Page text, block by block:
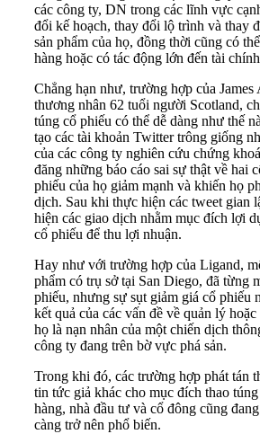
các công ty, DN trong các lĩnh vực
đổi kế hoạch, thay đổi lộ trình và thay
sản phẩm của họ, đồng thời cũng có
hàng hoặc có tác động lớn đến tài
Chẳng hạn như, trường hợp của
thương nhân 62 tuổi người Scotland,
túng cổ phiếu có thể dễ dàng như thế
tạo các tài khoản Twitter trông giống
của các công ty nghiên cứu chứng
đăng những báo cáo sai sự thật về hai
phiếu của họ giảm mạnh và khiến họ
dịch. Sau khi thực hiện các tweet gian
hiện các giao dịch nhằm mục đích lợi
cổ phiếu để thu lợi nhuận.
Hay như với trường hợp của Ligand,
phẩm có trụ sở tại San Diego, đã từng
phiếu, nhưng sự sụt giảm giá cổ phiếu
kết quả của các vấn đề về quản lý
họ là nạn nhân của một chiến dịch
công ty đang trên bờ vực phá sản.
Trong khi đó, các trường hợp phát tán
tin tức giả khác cho mục đích thao
hàng, nhà đầu tư và cổ đông cũng
càng trở nên phổ biến.